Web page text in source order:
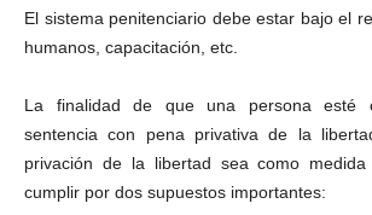
El sistema penitenciario debe estar bajo el
humanos, capacitación, etc.
La finalidad de que una persona esté
sentencia con pena privativa de la
privación de la libertad sea como
cumplir por dos supuestos importantes: